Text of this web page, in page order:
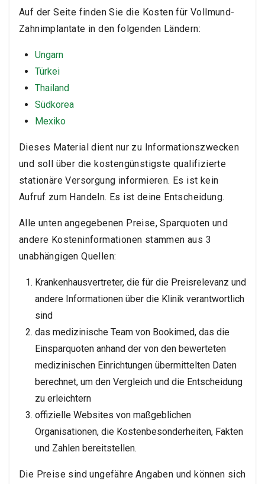
Auf der Seite finden Sie die Kosten für Vollmund-
Zahnimplantate in den folgenden Ländern:
Ungarn
Türkei
Thailand
Südkorea
Mexiko
Dieses Material dient nur zu Informationszwecken
und soll über die kostengünstigste qualifizierte
stationäre Versorgung informieren. Es ist kein
Aufruf zum Handeln. Es ist deine Entscheidung.
Alle unten angegebenen Preise, Sparquoten und
andere Kosteninformationen stammen aus 3
unabhängigen Quellen:
Krankenhausvertreter, die für die Preisrelevanz und
andere Informationen über die Klinik verantwortlich
sind
das medizinische Team von Bookimed, das die
Einsparquoten anhand der von den bewerteten
medizinischen Einrichtungen übermittelten Daten
berechnet, um den Vergleich und die Entscheidung
zu erleichtern
offizielle Websites von maßgeblichen
Organisationen, die Kostenbesonderheiten, Fakten
und Zahlen bereitstellen.
Die Preise sind ungefähre Angaben und können sich